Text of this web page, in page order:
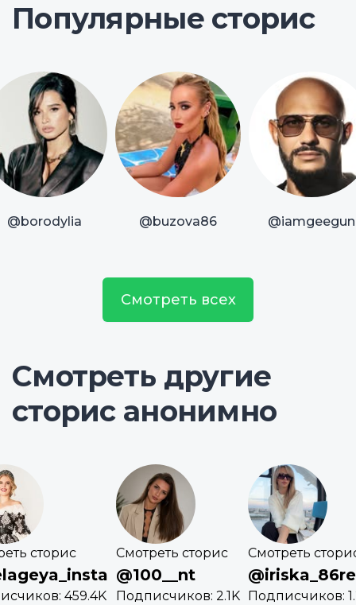
Популярные сторис
@borodylia @buzova86 @iamgeegun
Смотреть всех
Смотреть другие
сторис анонимно
сторис
459.4K
Смотреть сторис
@100__nt
Подписчиков: 2.1K
Смотреть
Подписчиков: